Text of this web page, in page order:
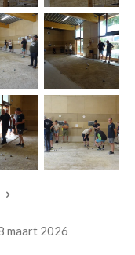
maart 2026